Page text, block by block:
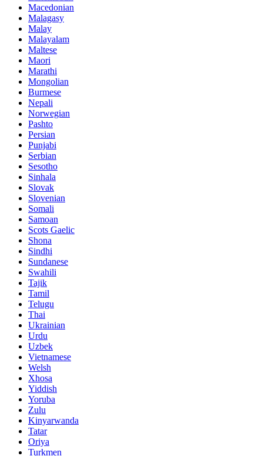
Macedonian
Malagasy
Malay
Malayalam
Maltese
Maori
Marathi
Mongolian
Burmese
Nepali
Norwegian
Pashto
Persian
Punjabi
Serbian
Sesotho
Sinhala
Slovak
Slovenian
Somali
Samoan
Scots Gaelic
Shona
Sindhi
Sundanese
Swahili
Tajik
Tamil
Telugu
Thai
Ukrainian
Urdu
Uzbek
Vietnamese
Welsh
Xhosa
Yiddish
Yoruba
Zulu
Kinyarwanda
Tatar
Oriya
Turkmen